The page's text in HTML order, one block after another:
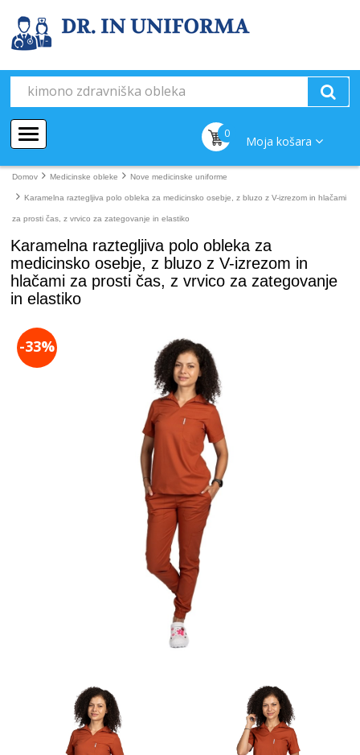
0
Moja košara
Domov Medicinske obleke Nove medicinske uniforme
Karamelna raztegljiva polo obleka za medicinsko osebje, z bluzo z V-izrezom in hlačami
za prosti čas, z vrvico za zategovanje in elastiko
Karamelna raztegljiva polo obleka za
medicinsko osebje, z bluzo z V-izrezom in
hlačami za prosti čas, z vrvico za zategovanje
in elastiko
-33%